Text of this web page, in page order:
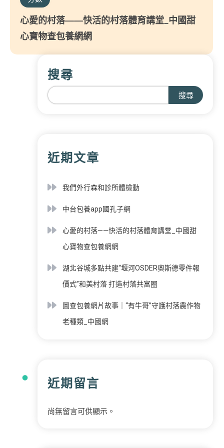
心愛的村落——快活的村落體育講堂_中國甜
心寶物查包養網網
搜尋
搜尋
近期文章
我們外行森和診所體檢動
中台包養app國孔子網
心愛的村落——快活的村落體育講堂_中國甜
心寶物查包養網網
湖北谷城多點共建“堰河OSDER奧斯德零件報
價式”和美村落 打造村落共富圈
圖查包養網片故事｜“有牛哥”守護村落農作物
老種類_中國網
近期留言
尚無留言可供顯示。